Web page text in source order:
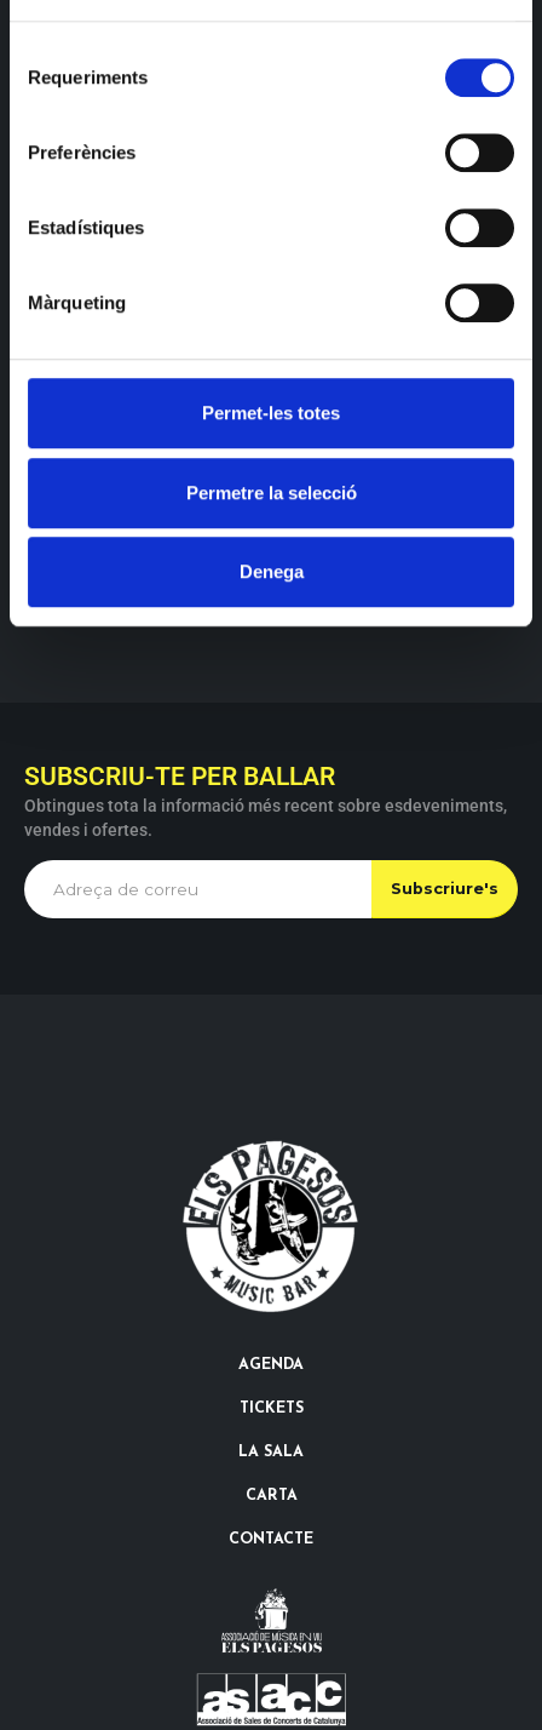
Requeriments
Preferències
Estadístiques
Màrqueting
Permet-les totes
Permetre la selecció
Denega
alçades de la pel·lícula. El millor tribut als Clash de
SUBSCRIU-TE PER BALLAR
Obtingues tota la informació més recent sobre esdeveniments,
vendes i ofertes.
AGENDA
TICKETS
LA SALA
CARTA
CONTACTE